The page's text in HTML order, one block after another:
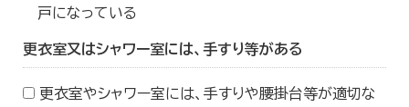
戸になっている
更衣室又はシャワー室には、手すり等がある
更衣室やシャワー室には、手すりや腰掛台等が適切な